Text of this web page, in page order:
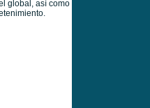
global, así como